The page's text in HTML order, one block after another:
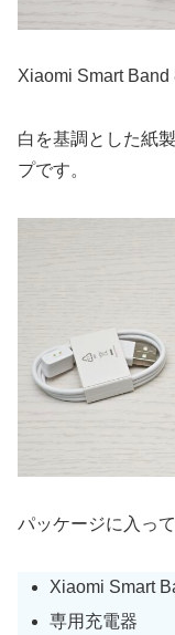
Xiaomi Smart Band
白を基調とした紙
プです。
パッケージに入っ
Xiaomi Smart
専用充電器